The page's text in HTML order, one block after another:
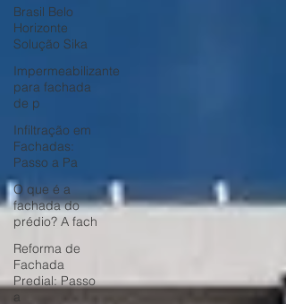
Brasil Belo
Horizonte
Solução Sika
Impermeabilizante
para fachada
de p
Infiltração em
Fachadas:
Passo a Pa
O que é a
fachada do
prédio? A fach
Reforma de
Fachada
Predial: Passo
a